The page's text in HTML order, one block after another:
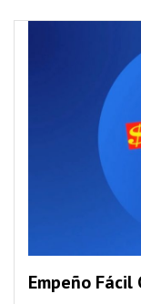
Empeño Fácil